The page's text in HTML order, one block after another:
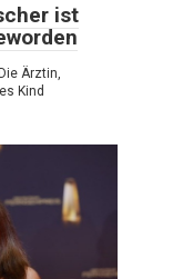
ist
Ärztin,
Kind